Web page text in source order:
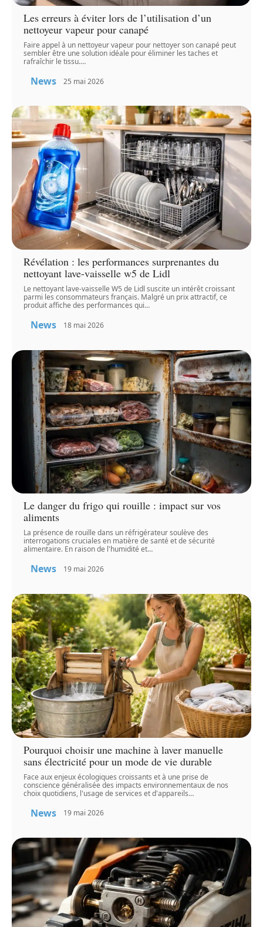
Les erreurs à éviter lors de l’utilisation d’un
nettoyeur vapeur pour canapé
Faire appel à un nettoyeur vapeur pour nettoyer son canapé peut
sembler être une solution idéale pour éliminer les taches et
rafraîchir le tissu.…
News 25 mai 2026
Révélation : les performances surprenantes du
nettoyant lave-vaisselle w5 de Lidl
Le nettoyant lave-vaisselle W5 de Lidl suscite un intérêt croissant
parmi les consommateurs français. Malgré un prix attractif, ce
produit affiche des performances qui…
News 18 mai 2026
Le danger du frigo qui rouille : impact sur vos
aliments
La présence de rouille dans un réfrigérateur soulève des
interrogations cruciales en matière de santé et de sécurité
alimentaire. En raison de l'humidité et…
News 19 mai 2026
Pourquoi choisir une machine à laver manuelle
sans électricité pour un mode de vie durable
Face aux enjeux écologiques croissants et à une prise de
conscience généralisée des impacts environnementaux de nos
choix quotidiens, l'usage de services et d'appareils…
News 19 mai 2026